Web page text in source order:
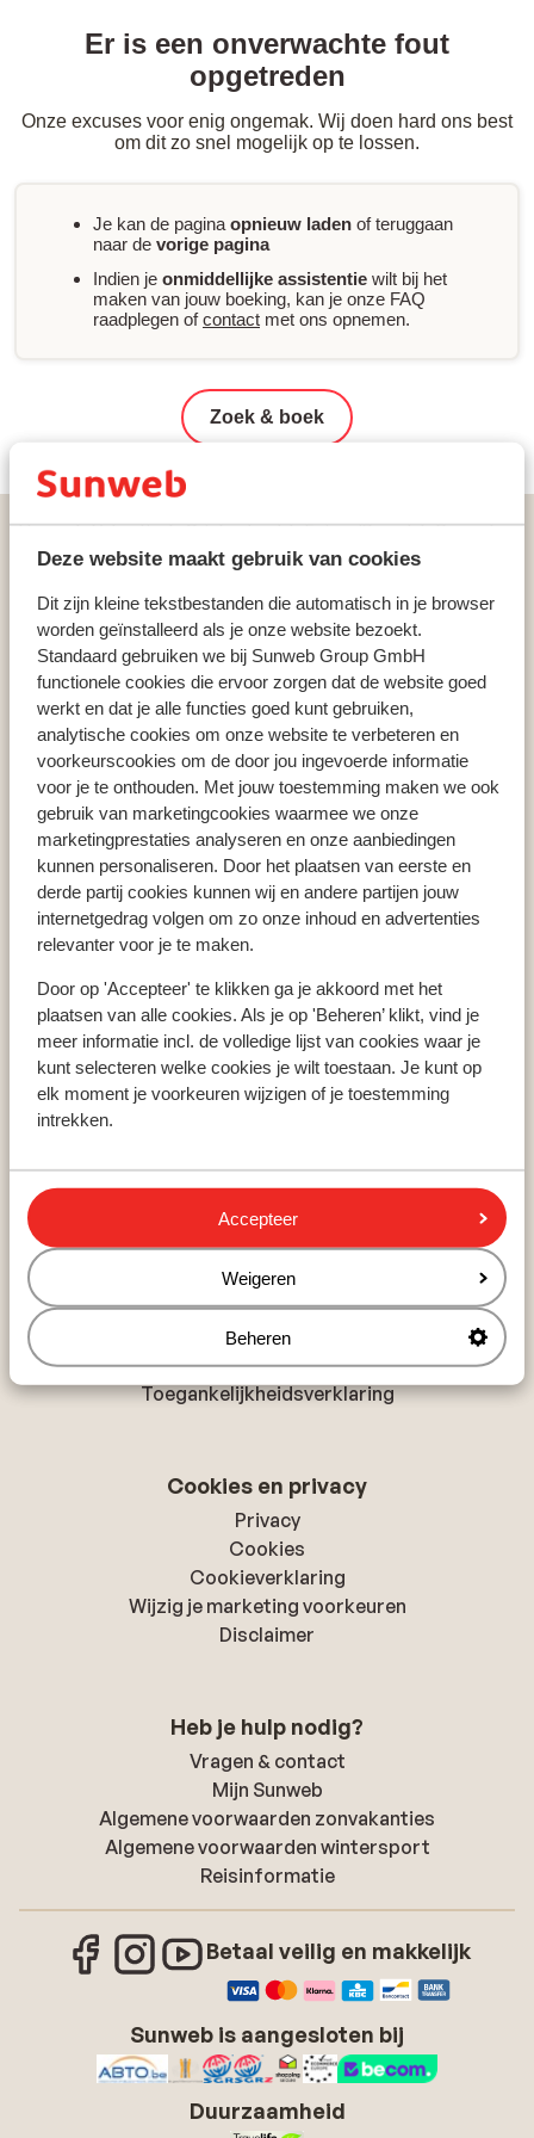
Deze website maakt gebruik van cookies
Dit zijn kleine tekstbestanden die automatisch in je browser
worden geïnstalleerd als je onze website bezoekt.
Standaard gebruiken we bij Sunweb Group GmbH
functionele cookies die ervoor zorgen dat de website goed
werkt en dat je alle functies goed kunt gebruiken,
analytische cookies om onze website te verbeteren en
voorkeurscookies om de door jou ingevoerde informatie
voor je te onthouden. Met jouw toestemming maken we ook
gebruik van marketingcookies waarmee we onze
marketingprestaties analyseren en onze aanbiedingen
kunnen personaliseren. Door het plaatsen van eerste en
derde partij cookies kunnen wij en andere partijen jouw
internetgedrag volgen om zo onze inhoud en advertenties
relevanter voor je te maken.
Door op 'Accepteer' te klikken ga je akkoord met het
plaatsen van alle cookies. Als je op 'Beheren’ klikt, vind je
meer informatie incl. de volledige lijst van cookies waar je
kunt selecteren welke cookies je wilt toestaan. Je kunt op
elk moment je voorkeuren wijzigen of je toestemming
intrekken.
Accepteer
Weigeren
Beheren
Er is een onverwachte fout
opgetreden
Onze excuses voor enig ongemak. Wij doen hard ons best
om dit zo snel mogelijk op te lossen.
Je kan de pagina opnieuw laden of teruggaan
naar de vorige pagina
Indien je onmiddellijke assistentie wilt bij het
maken van jouw boeking, kan je onze FAQ
raadplegen ofcontact met ons opnemen.
Zoek & boek
Home Vakantie Griekenland Epirus (Parga)
Parga
Appartementen Elena
Populaire landen
Spanje
Griekenland
Egypte
Populaire regio's
Kreta
Gran Canaria
Populaire bestemmingen
Marsa Alam
Over Sunweb
Over Sunweb
Verantwoord op vakantie
Vacatures
Pers & media
Toegankelijkheidsverklaring
Cookies en privacy
Privacy
Cookies
Cookieverklaring
Wijzig je marketing voorkeuren
Disclaimer
Heb je hulp nodig?
Vragen & contact
Mijn Sunweb
Algemene voorwaarden zonvakanties
Algemene voorwaarden wintersport
Reisinformatie
Betaal veilig en makkelijk
Sunweb is aangesloten bij
Duurzaamheid